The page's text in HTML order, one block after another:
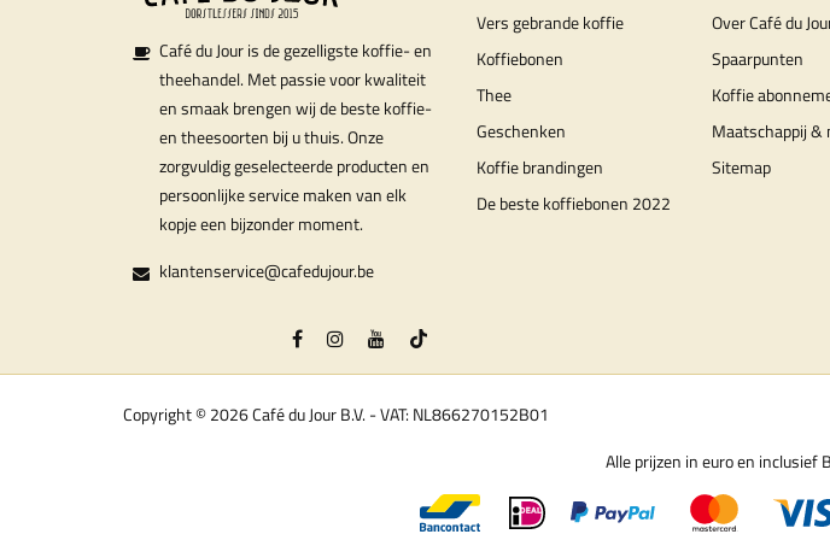
Café du Jour is de gezelligste koffie- en
theehandel. Met passie voor kwaliteit
en smaak brengen wij de beste koffie-
en theesoorten bij u thuis. Onze
zorgvuldig geselecteerde producten en
persoonlijke service maken van elk
kopje een bijzonder moment.
klantenservice@cafedujour.be
Vers gebrande koffie
Koffiebonen
Thee
Geschenken
Koffie brandingen
De beste koffiebonen 2022
Over Café du
Spaarpunten
Koffie
Maatschappij &
Sitemap
Copyright © 2026 Café du Jour B.V. - VAT: NL866270152B01
Alle prijzen in euro en inclusief